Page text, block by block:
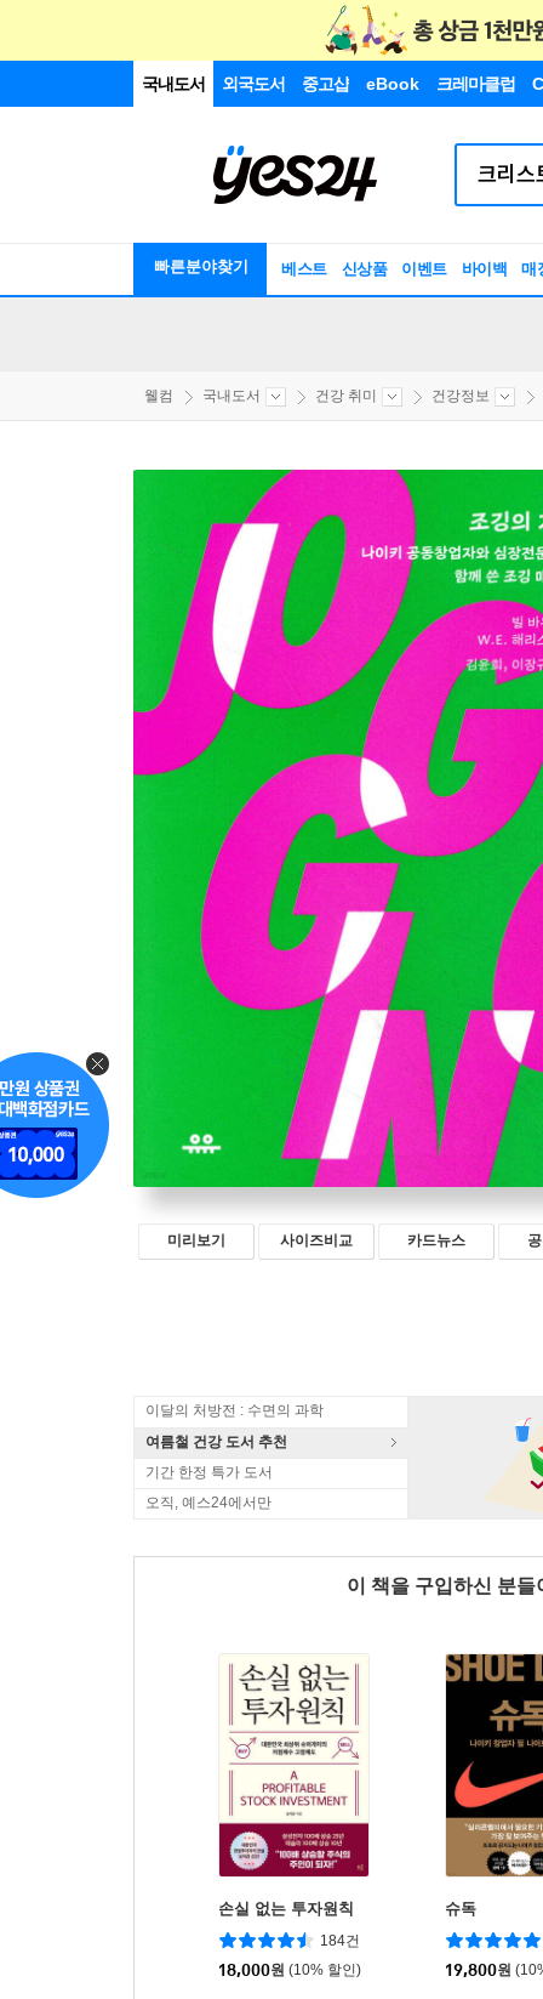
국내도서 외국도서 중고샵 eBook 크레마클럽
빠른분야찾기 베스트 신상품 이벤트 바이백 매
웰컴 국내도서 건강 취미 건강정보
미리보기 사이즈비교 카드뉴스
이달의 처방전 : 수면의 과학
여름철 건강 도서 추천
기간 한정 특가 도서
오직, 예스24에서만
이 책을 구입하신 분
손실 없는 투자원칙
184건
18,000원 (10% 할인)
슈독
19,800원